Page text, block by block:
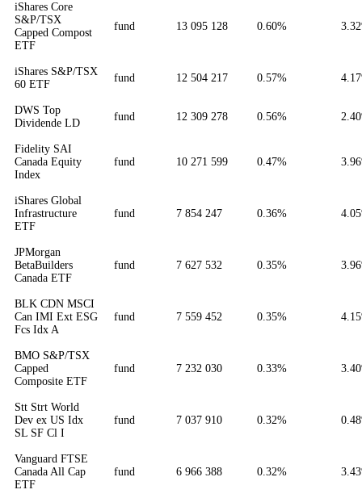
iShares Core
S&P/TSX
Capped Compost
ETF
fund 13 095 128 0.60%
iShares S&P/TSX
60 ETF
fund 12 504 217 0.57%
DWS Top
Dividende LD
fund 12 309 278 0.56%
Fidelity SAI
Canada Equity
Index
fund 10 271 599 0.47%
iShares Global
Infrastructure
ETF
fund 7 854 247 0.36%
JPMorgan
BetaBuilders
Canada ETF
fund 7 627 532 0.35%
BLK CDN MSCI
Can IMI Ext ESG
Fcs Idx A
fund 7 559 452 0.35%
BMO S&P/TSX
Capped
Composite ETF
fund 7 232 030 0.33%
Stt Strt World
Dev ex US Idx
SL SF Cl I
fund 7 037 910 0.32%
Vanguard FTSE
Canada All Cap
ETF
fund 6 966 388 0.32%